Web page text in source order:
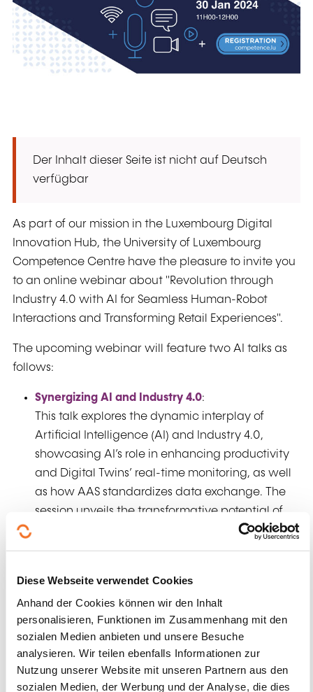
Diese Webseite verwendet Cookies
Anhand der Cookies können wir den Inhalt
personalisieren, Funktionen im Zusammenhang mit den
sozialen Medien anbieten und unsere Besuche
analysieren. Wir teilen ebenfalls Informationen zur
Nutzung unserer Website mit unseren Partnern aus den
sozialen Medien, der Werbung und der Analyse, die dies
Der Inhalt dieser Seite ist nicht auf Deutsch
verfügbar
As part of our mission in the Luxembourg Digital
Innovation Hub, the University of Luxembourg
Competence Centre have the pleasure to invite you
to an online webinar about "Revolution through
Industry 4.0 with AI for Seamless Human-Robot
Interactions and Transforming Retail Experiences".
The upcoming webinar will feature two AI talks as
follows:
SynergizingAI and Industry 4.0:
This talk explores the dynamic interplay of
Artificial Intelligence (AI) and Industry 4.0,
showcasing AI’s role in enhancing productivity
and Digital Twins’ real-time monitoring, as well
as how AAS standardizes data exchange. The
session unveils the transformative potential of
applications and case studies, offering a
complex terrain of the Fourth Industrial
Revolution.
Innovative Retail Laboratory for the Retail of the
Future: